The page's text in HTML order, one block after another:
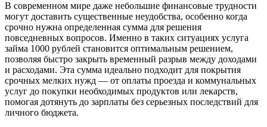
В современном мире даже небольшие финансовые трудности
могут доставить существенные неудобства, особенно когда
срочно нужна определенная сумма для решения
повседневных вопросов. Именно в таких ситуациях услуга
займа 1000 рублей становится оптимальным решением,
позволяя быстро закрыть временный разрыв между доходами
и расходами. Эта сумма идеально подходит для покрытия
срочных мелких нужд — от оплаты проезда и коммунальных
услуг до покупки необходимых продуктов или лекарств,
помогая дотянуть до зарплаты без серьезных последствий для
личного бюджета.